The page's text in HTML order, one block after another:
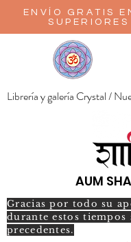
ENVÍO GRATIS
Librería y galería Crystal /
AUM
Gracias por todo su
durante estos tiempos
precedentes.